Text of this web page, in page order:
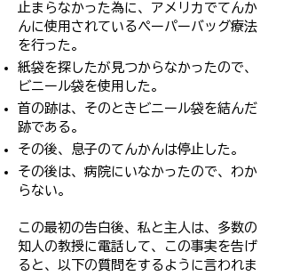
止まらなかった為に、アメリカでてんか
んに使用されているぺーパーバッグ療法
を行った。
紙袋を探したが見つからなかったので、
ビニール袋を使用した。
首の跡は、そのときビニール袋を結んだ
跡である。
その後、息子のてんかんは停止した。
その後は、病院にいなかったので、わか
らない。
この最初の告白後、私と主人は、多数の
知人の教授に電話して、この事実を告げ
ると、以下の質問をするように言われま